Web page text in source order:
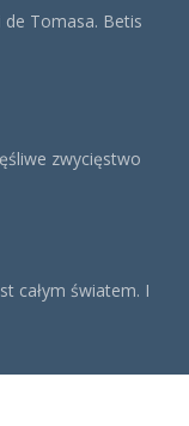
Tomasa. Betis
zwycięstwo
całym światem. I